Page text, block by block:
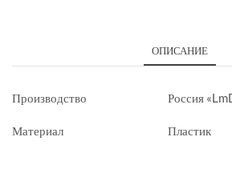
ОПИСАНИЕ
Производство Россия
Материал Пластик